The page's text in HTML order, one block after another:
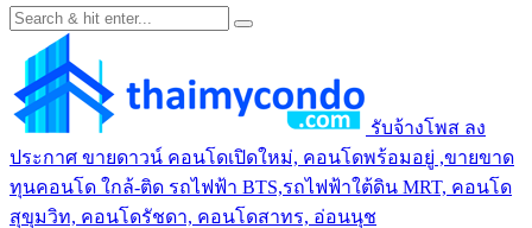
รับจ้างโพส ลง
ประกาศ ขายดาวน์ คอนโดเปิดใหม่, คอนโดพร้อมอยู่ ,ขายขาด
ทุนคอนโด ใกล้-ติด รถไฟฟ้า BTS,รถไฟฟ้าใต้ดิน MRT, คอนโด
สุขุมวิท, คอนโดรัชดา, คอนโดสาทร, อ่อนนุช